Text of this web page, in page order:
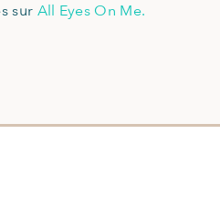
sur All Eyes On Me.